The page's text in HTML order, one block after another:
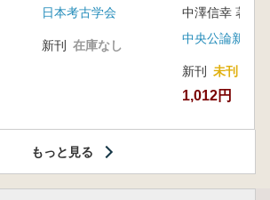
日本考古学会
新刊 在庫なし
中澤信幸 著
中央公論新社
新刊 未刊
1,012円
もっと見る